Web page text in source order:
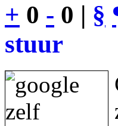
+ 0 - 0 | §
stuur